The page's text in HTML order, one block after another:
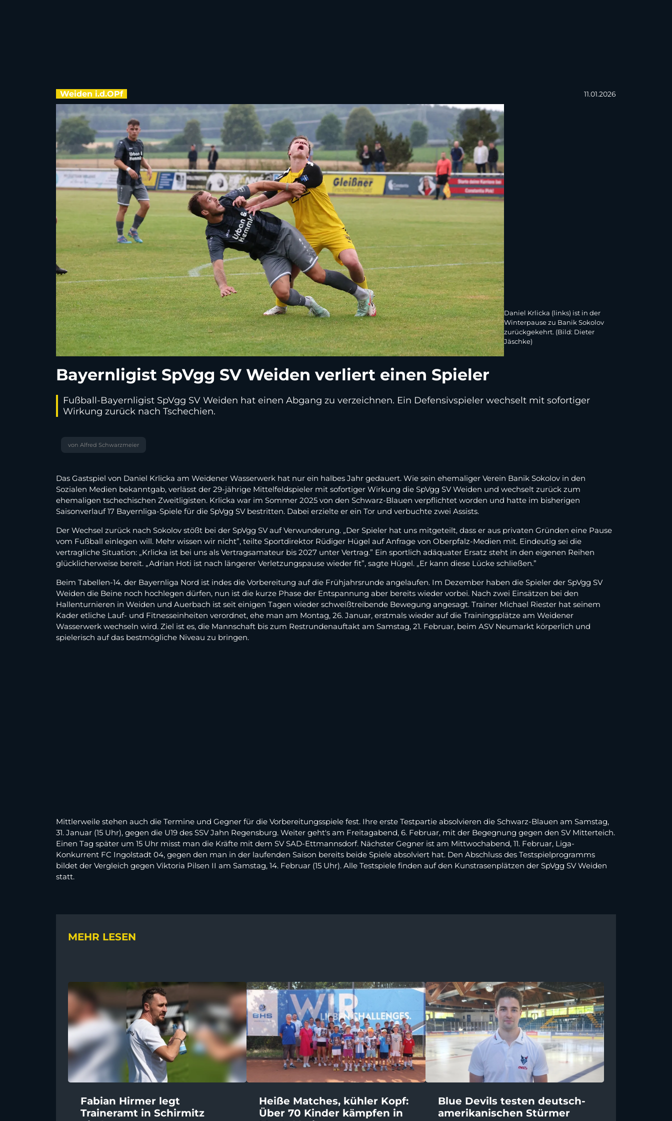
Weiden i.d.OPf 11.01.2026
Daniel Krlicka (links) ist in der
Winterpause zu Banik Sokolov
zurückgekehrt. (Bild: Dieter
Jäschke)
Bayernligist SpVgg SV Weiden verliert einen Spieler
Fußball-Bayernligist SpVgg SV Weiden hat einen Abgang zu verzeichnen. Ein Defensivspieler wechselt mit sofortiger
Wirkung zurück nach Tschechien.
von Alfred Schwarzmeier
Das Gastspiel von Daniel Krlicka am Weidener Wasserwerk hat nur ein halbes Jahr gedauert. Wie sein ehemaliger Verein Banik Sokolov in den
Sozialen Medien bekanntgab, verlässt der 29-jährige Mittelfeldspieler mit sofortiger Wirkung die SpVgg SV Weiden und wechselt zurück zum
ehemaligen tschechischen Zweitligisten. Krlicka war im Sommer 2025 von den Schwarz-Blauen verpflichtet worden und hatte im bisherigen
Saisonverlauf 17 Bayernliga-Spiele für die SpVgg SV bestritten. Dabei erzielte er ein Tor und verbuchte zwei Assists.
Der Wechsel zurück nach Sokolov stößt bei der SpVgg SV auf Verwunderung. „Der Spieler hat uns mitgeteilt, dass er aus privaten Gründen eine Pause
vom Fußball einlegen will. Mehr wissen wir nicht”, teilte Sportdirektor Rüdiger Hügel auf Anfrage von Oberpfalz-Medien mit. Eindeutig sei die
vertragliche Situation: „Krlicka ist bei uns als Vertragsamateur bis 2027 unter Vertrag.” Ein sportlich adäquater Ersatz steht in den eigenen Reihen
glücklicherweise bereit. „Adrian Hoti ist nach längerer Verletzungspause wieder fit”, sagte Hügel. „Er kann diese Lücke schließen.”
Beim Tabellen-14. der Bayernliga Nord ist indes die Vorbereitung auf die Frühjahrsrunde angelaufen. Im Dezember haben die Spieler der SpVgg SV
Weiden die Beine noch hochlegen dürfen, nun ist die kurze Phase der Entspannung aber bereits wieder vorbei. Nach zwei Einsätzen bei den
Hallenturnieren in Weiden und Auerbach ist seit einigen Tagen wieder schweißtreibende Bewegung angesagt. Trainer Michael Riester hat seinem
Kader etliche Lauf- und Fitnesseinheiten verordnet, ehe man am Montag, 26. Januar, erstmals wieder auf die Trainingsplätze am Weidener
Wasserwerk wechseln wird. Ziel ist es, die Mannschaft bis zum Restrundenauftakt am Samstag, 21. Februar, beim ASV Neumarkt körperlich und
spielerisch auf das bestmögliche Niveau zu bringen.
Mittlerweile stehen auch die Termine und Gegner für die Vorbereitungsspiele fest. Ihre erste Testpartie absolvieren die Schwarz-Blauen am Samstag,
31. Januar (15 Uhr), gegen die U19 des SSV Jahn Regensburg. Weiter geht's am Freitagabend, 6. Februar, mit der Begegnung gegen den SV Mitterteich.
Einen Tag später um 15 Uhr misst man die Kräfte mit dem SV SAD-Ettmannsdorf. Nächster Gegner ist am Mittwochabend, 11. Februar, Liga-
Konkurrent FC Ingolstadt 04, gegen den man in der laufenden Saison bereits beide Spiele absolviert hat. Den Abschluss des Testspielprogramms
bildet der Vergleich gegen Viktoria Pilsen II am Samstag, 14. Februar (15 Uhr). Alle Testspiele finden auf den Kunstrasenplätzen der SpVgg SV Weiden
statt.
MEHR LESEN
Fabian Hirmer legt
Traineramt in Schirmitz
Heiße Matches, kühler Kopf:
Über 70 Kinder kämpfen in
Blue Devils testen deutsch-
amerikanischen Stürmer